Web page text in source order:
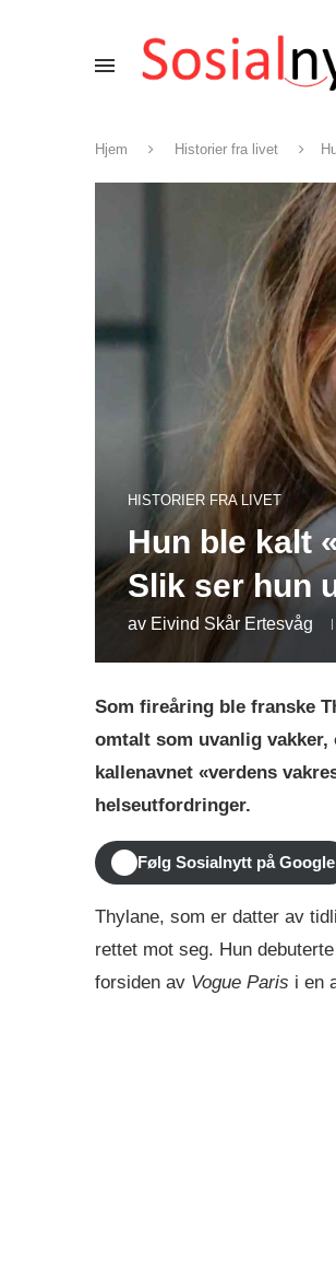
Hjem Historier fra livet
HISTORIER FRA LIVET
Hun ble kalt
Slik ser hun
av Eivind Skår Ertesvåg
Som fireåring ble franske
omtalt som uvanlig
kallenavnet «verdens
helseutfordringer.
Følg Sosialnytt på Google
Thylane, som er datter av
rettet mot seg. Hun
forsiden av Vogue Paris i en